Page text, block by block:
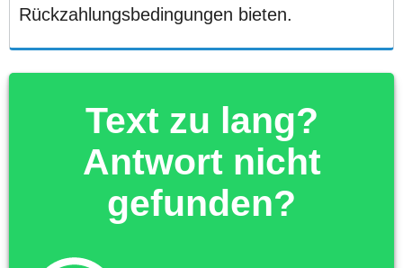
Rückzahlungsbedingungen bieten.
Text zu lang?
Antwort nicht
gefunden?